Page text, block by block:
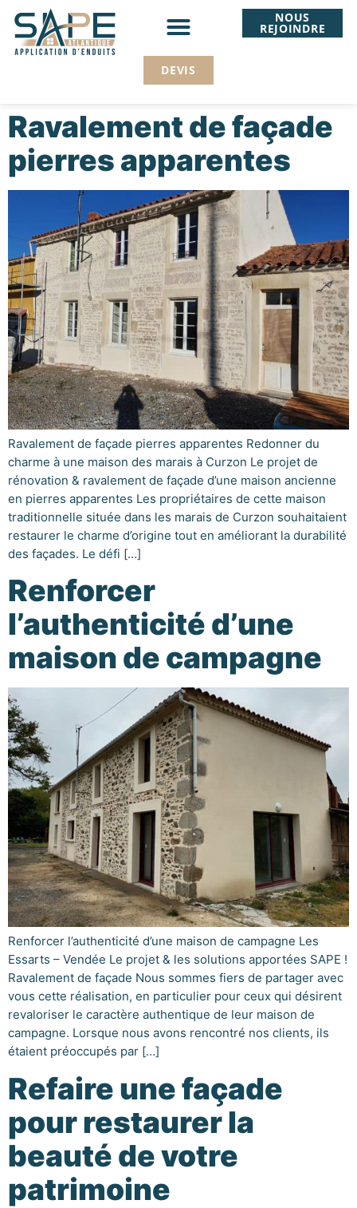
NOUS
REJOINDRE
DEVIS
Ravalement de façade
pierres apparentes
Ravalement de façade pierres apparentes Redonner du
charme à une maison des marais à Curzon Le projet de
rénovation & ravalement de façade d’une maison ancienne
en pierres apparentes Les propriétaires de cette maison
traditionnelle située dans les marais de Curzon souhaitaient
restaurer le charme d’origine tout en améliorant la durabilité
des façades. Le défi […]
Renforcer
l’authenticité d’une
maison de campagne
Renforcer l’authenticité d’une maison de campagne Les
Essarts – Vendée Le projet & les solutions apportées SAPE !
Ravalement de façade Nous sommes fiers de partager avec
vous cette réalisation, en particulier pour ceux qui désirent
revaloriser le caractère authentique de leur maison de
campagne. Lorsque nous avons rencontré nos clients, ils
étaient préoccupés par […]
Refaire une façade
pour restaurer la
beauté de votre
patrimoine